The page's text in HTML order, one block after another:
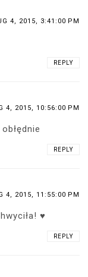
4, 2015, 3:41:00 PM
REPLY
4, 2015, 10:56:00 PM
REPLY
4, 2015, 11:55:00 PM
♥
REPLY